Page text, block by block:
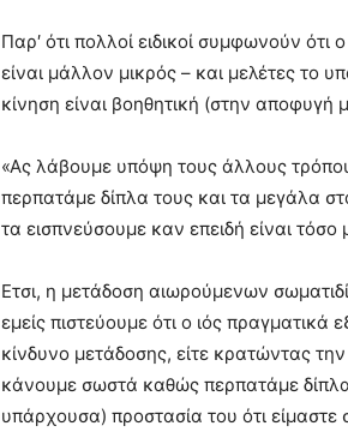
Παρ′ ότι πολλοί ειδικοί συμφωνούν
είναι μάλλον μικρός – και μελέτες το
κίνηση είναι βοηθητική (στην αποφυγή
«Ας λάβουμε υπόψη τους άλλους
περπατάμε δίπλα τους και τα μεγάλα
τα εισπνεύσουμε καν επειδή είναι τόσο
Ετσι, η μετάδοση αιωρούμενων
εμείς πιστεύουμε ότι ο ιός
κίνδυνο μετάδοσης, είτε κρατώντας
κάνουμε σωστά καθώς περπατάμε
υπάρχουσα) προστασία του ότι είμαστε